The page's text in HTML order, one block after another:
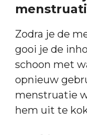
Zodra je de
gooi je de
schoon met
opnieuw
menstruatie
hem uit te